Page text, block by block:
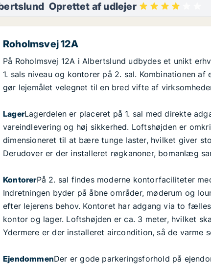
Oprettet af udlejer
Roholmsvej 12A
På Roholmsvej 12A i Albertslund udbydes et unikt
1. sals niveau og kontorer på 2. sal. Kombinationen
gør lejemålet velegnet til en bred vifte af
LagerLagerdelen er placeret på 1. sal med direkte
vareindlevering og høj sikkerhed. Loftshøjden er
dimensioneret til at bære tunge laster, hvilket giver
Derudover er der installeret røgkanoner, bomanlæg
KontorerPå 2. sal findes moderne kontorfaciliteter
Indretningen byder på åbne områder, møderum og
efter lejerens behov. Kontoret har adgang via to
kontor og lager. Loftshøjden er ca. 3 meter, hvilket
Ydermere er der installeret aircondition, så de varme
EjendommenDer er gode parkeringsforhold på